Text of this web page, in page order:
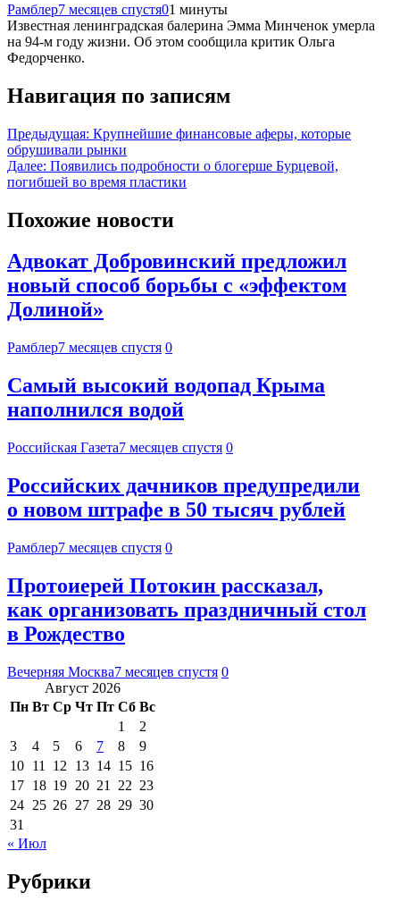
Рамблер7 месяцев спустя01 минуты
Известная ленинградская балерина Эмма Минченок умерла
на 94-м году жизни. Об этом сообщила критик Ольга
Федорченко.
Навигация по записям
Предыдущая: Крупнейшие финансовые аферы, которые
обрушивали рынки
Далее: Появились подробности о блогерше Бурцевой,
погибшей во время пластики
Похожие новости
Адвокат Добровинский предложил
новый способ борьбы с «эффектом
Долиной»
Рамблер7 месяцев спустя 0
Самый высокий водопад Крыма
наполнился водой
Российская Газета7 месяцев спустя 0
Российских дачников предупредили
о новом штрафе в 50 тысяч рублей
Рамблер7 месяцев спустя 0
Протоиерей Потокин рассказал,
как организовать праздничный стол
в Рождество
Вечерняя Москва7 месяцев спустя 0
Август 2026
Пн Вт Ср Чт Пт Сб Вс
1
2
3
4 5 6 7 8
9
10 11 12 13 14 15 16
17 18 19 20 21 22 23
24 25 26 27 28 29 30
31
« Июл
Рубрики